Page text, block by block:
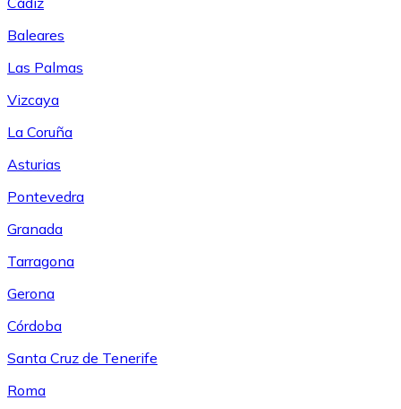
Baleares
Las Palmas
Vizcaya
La Coruña
Asturias
Pontevedra
Granada
Tarragona
Gerona
Córdoba
Santa Cruz de Tenerife
Roma